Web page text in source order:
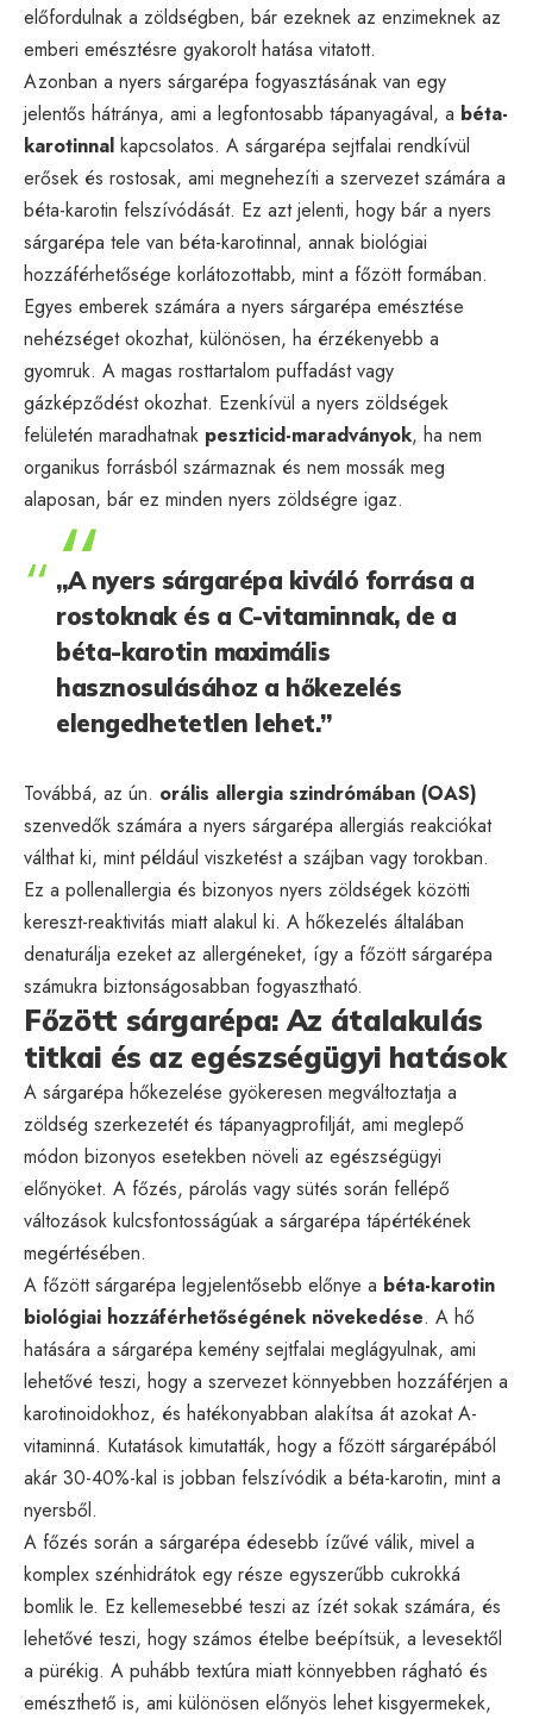
előfordulnak a zöldségben, bár ezeknek az enzimeknek az
emberi emésztésre gyakorolt hatása vitatott.
Azonban a nyers sárgarépa fogyasztásának van egy
jelentős hátránya, ami a legfontosabb tápanyagával, a béta-
karotinnal kapcsolatos. A sárgarépa sejtfalai rendkívül
erősek és rostosak, ami megnehezíti a szervezet számára a
béta-karotin felszívódását. Ez azt jelenti, hogy bár a nyers
sárgarépa tele van béta-karotinnal, annak biológiai
hozzáférhetősége korlátozottabb, mint a főzött formában.
Egyes emberek számára a nyers sárgarépa emésztése
nehézséget okozhat, különösen, ha érzékenyebb a
gyomruk. A magas rosttartalom puffadást vagy
gázképződést okozhat. Ezenkívül a nyers zöldségek
felületén maradhatnak peszticid-maradványok, ha nem
organikus forrásból származnak és nem mossák meg
alaposan, bár ez minden nyers zöldségre igaz.
„A nyers sárgarépa kiváló forrása a
rostoknak és a C-vitaminnak, de a
béta-karotin maximális
hasznosulásához a hőkezelés
elengedhetetlen lehet.”
Továbbá, az ún. orális allergia szindrómában (OAS)
szenvedők számára a nyers sárgarépa allergiás reakciókat
válthat ki, mint például viszketést a szájban vagy torokban.
Ez a pollenallergia és bizonyos nyers zöldségek közötti
kereszt-reaktivitás miatt alakul ki. A hőkezelés általában
denaturálja ezeket az allergéneket, így a főzött sárgarépa
számukra biztonságosabban fogyasztható.
Főzött sárgarépa: Az átalakulás
titkai és az egészségügyi hatások
A sárgarépa hőkezelése gyökeresen megváltoztatja a
zöldség szerkezetét és tápanyagprofilját, ami meglepő
módon bizonyos esetekben növeli az egészségügyi
előnyöket. A főzés, párolás vagy sütés során fellépő
változások kulcsfontosságúak a sárgarépa tápértékének
megértésében.
A főzött sárgarépa legjelentősebb előnye a béta-karotin
biológiai hozzáférhetőségének növekedése. A hő
hatására a sárgarépa kemény sejtfalai meglágyulnak, ami
lehetővé teszi, hogy a szervezet könnyebben hozzáférjen a
karotinoidokhoz, és hatékonyabban alakítsa át azokat A-
vitaminná. Kutatások kimutatták, hogy a főzött sárgarépából
akár 30-40%-kal is jobban felszívódik a béta-karotin, mint a
nyersből.
A főzés során a sárgarépa édesebb ízűvé válik, mivel a
komplex szénhidrátok egy része egyszerűbb cukrokká
bomlik le. Ez kellemesebbé teszi az ízét sokak számára, és
lehetővé teszi, hogy számos ételbe beépítsük, a levesektől
a pürékig. A puhább textúra miatt könnyebben rágható és
emészthető is, ami különösen előnyös lehet kisgyermekek,